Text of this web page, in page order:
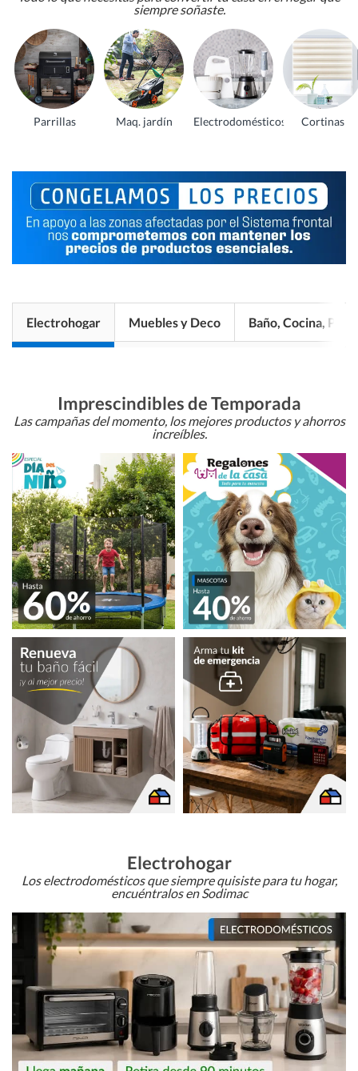
siempre soñaste.
Parrillas Maq. jardín Electrodomésticos Cortinas
Electrohogar Muebles y Deco Baño, Cocina, Pisos
Imprescindibles de Temporada
Las campañas del momento, los mejores productos y ahorros
increíbles.
Electrohogar
Los electrodomésticos que siempre quisiste para tu hogar,
encuéntralos en Sodimac